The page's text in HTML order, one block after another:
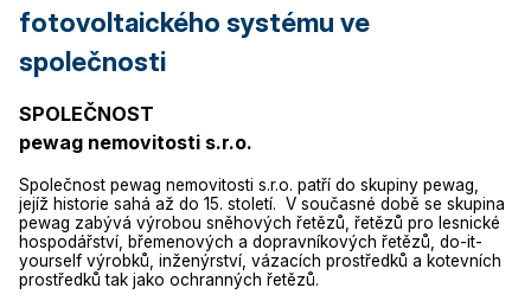
fotovoltaického systému ve
společnosti
SPOLEČNOST
pewag nemovitosti s.r.o.
Společnost pewag nemovitosti s.r.o. patří do skupiny pewag,
jejíž historie sahá až do 15. století. V současné době se skupina
pewag zabývá výrobou sněhových řetězů, řetězů pro lesnické
hospodářství, břemenových a dopravníkových řetězů, do-it-
yourself výrobků, inženýrství, vázacích prostředků a kotevních
prostředků tak jako ochranných řetězů.